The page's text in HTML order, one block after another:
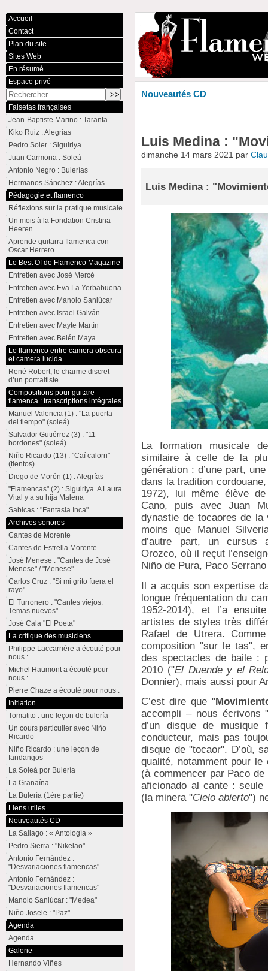
Nouveautés CD
Luis Medina :
dimanche 14 mars 2021 par
Luis Medina :
La formation musicale
similaire à celle de la
génération : d’une part,
dans la tradition
1972), lui même élève
Cano, puis avec Juan
dynastie de tocaores de
moins que Manuel
d’autre part, un cursus
Orozco, où il reçut
Niño de Pura, Paco
Il a acquis son expertise
longue fréquentation du
1952-2014), et l’a
artistes de styles très
Rafael de Utrera.
composition "sur le tas",
des spectacles de baile :
2010 ("El Duende y el
Donnier), mais aussi pour
C’est dire que "
accompli – nous écrivons
d’un disque de
conducteur, mais pas
disque de "tocaor". D’où,
qualité, notamment pour le
(à commencer par Paco
aficionado al cante : seule
(la minera "Cielo abierto")
Accueil
Contact
Plan du site
Sites Web
En résumé
Espace privé
Falsetas françaises
Jean-Baptiste Marino : Taranta
Kiko Ruiz : Alegrías
Pedro Soler : Siguiriya
Juan Carmona : Soleá
Antonio Negro : Bulerías
Hermanos Sánchez : Alegrías
Pédagogie et flamenco
Réflexions sur la pratique musicale
Un mois à la Fondation Cristina
Heeren
Aprende guitarra flamenca con
Oscar Herrero
Le Best Of de Flamenco Magazine
Entretien avec José Mercé
Entretien avec Eva La Yerbabuena
Entretien avec Manolo Sanlúcar
Entretien avec Israel Galván
Entretien avec Mayte Martín
Entretien avec Belén Maya
Le flamenco entre camera obscura
et camera lucida
René Robert, le charme discret
d’un portraitiste
Compositions pour guitare
flamenca : transcriptions intégrales
Manuel Valencia (1) : "La puerta
del tiempo" (soleá)
Salvador Gutiérrez (3) : "11
bordones" (soleá)
Niño Ricardo (13) : "Caí calorri"
(tientos)
Diego de Morón (1) : Alegrías
"Flamencas" (2) : Siguiriya. A Laura
Vital y a su hija Malena
Sabicas : "Fantasia Inca"
Archives sonores
Cantes de Morente
Cantes de Estrella Morente
José Menese : "Cantes de José
Menese" / "Menese"
Carlos Cruz : "Si mi grito fuera el
rayo"
El Turronero : "Cantes viejos.
Temas nuevos"
José Cala "El Poeta"
La critique des musiciens
Philippe Laccarrière a écouté pour
nous :
Michel Haumont a écouté pour
nous :
Pierre Chaze a écouté pour nous :
Initiation
Tomatito : une leçon de bulería
Un cours particulier avec Niño
Ricardo
Niño Ricardo : une leçon de
fandangos
La Soleá por Bulería
La Granaína
La Bulería (1ère partie)
Liens utiles
Nouveautés CD
La Sallago : « Antología »
Pedro Sierra : "Nikelao"
Antonio Fernández :
"Desvariaciones flamencas"
Antonio Fernández :
"Desvariaciones flamencas"
Manolo Sanlúcar : "Medea"
Niño Josele : "Paz"
Agenda
Agenda
Galerie
Hernando Viñes